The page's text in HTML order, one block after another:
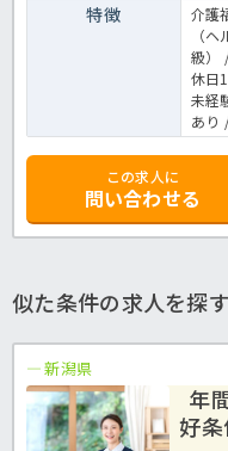
特徴
介護
（
級）
休日
未経
あり
この求人に
問い合わせる
似た条件の求人を探す
新潟県
年
好